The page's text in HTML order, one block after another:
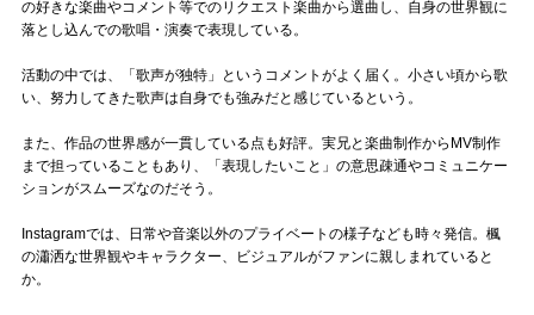
の好きな楽曲やコメント等でのリクエスト楽曲から選曲し、自身の世界観に
落とし込んでの歌唱・演奏で表現している。
活動の中では、「歌声が独特」というコメントがよく届く。小さい頃から歌
い、努力してきた歌声は自身でも強みだと感じているという。
また、作品の世界感が一貫している点も好評。実兄と楽曲制作からMV制作
まで担っていることもあり、「表現したいこと」の意思疎通やコミュニケー
ションがスムーズなのだそう。
Instagramでは、日常や音楽以外のプライベートの様子なども時々発信。楓
の瀟洒な世界観やキャラクター、ビジュアルがファンに親しまれていると
か。